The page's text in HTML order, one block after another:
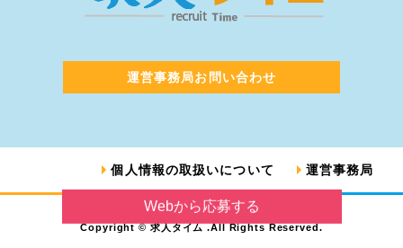
Webから応募する
運営事務局お問い合わせ
個人情報の取扱いについて 運営事務局
Copyright © 求人タイム .All Rights Reserved.